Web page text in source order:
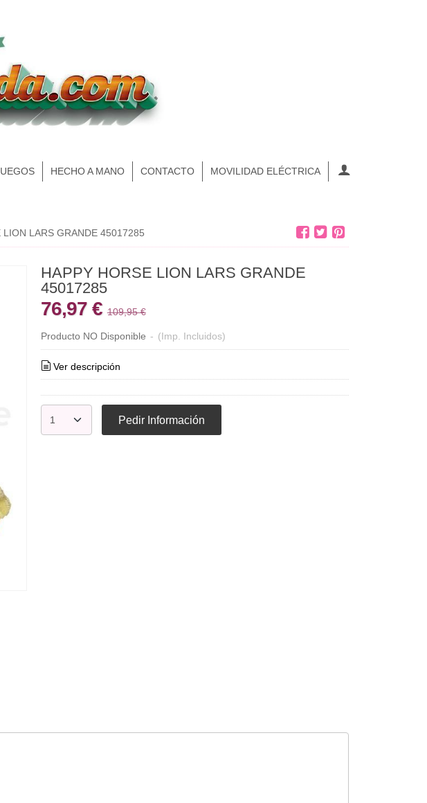
HECHO A MANO CONTACTO MOVILIDAD ELÉCTRICA
LION LARS GRANDE 45017285
HAPPY HORSE LION LARS GRANDE
45017285
76,97 €109,95 €
Producto NO Disponible - (Imp. Incluidos)
Ver descripción
Pedir Información